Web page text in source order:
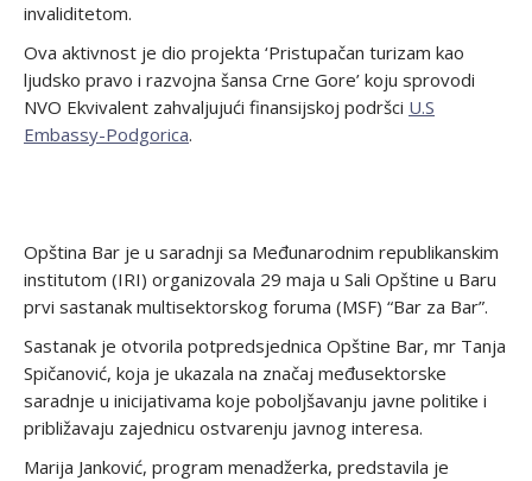
invaliditetom.
Ova aktivnost je dio projekta ‘Pristupačan turizam kao
ljudsko pravo i razvojna šansa Crne Gore’ koju sprovodi
NVO Ekvivalent zahvaljujući finansijskoj podršci U.S
Embassy-Podgorica.
Opština Bar je u saradnji sa Međunarodnim republikanskim
institutom (IRI) organizovala 29 maja u Sali Opštine u Baru
prvi sastanak multisektorskog foruma (MSF) “Bar za Bar”.
Sastanak je otvorila potpredsjednica Opštine Bar, mr Tanja
Spičanović, koja je ukazala na značaj međusektorske
saradnje u inicijativama koje poboljšavanju javne politike i
približavaju zajednicu ostvarenju javnog interesa.
Marija Janković, program menadžerka, predstavila je